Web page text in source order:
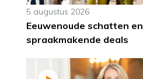
5 augustus 2026
Eeuwenoude schatten en
spraakmakende deals